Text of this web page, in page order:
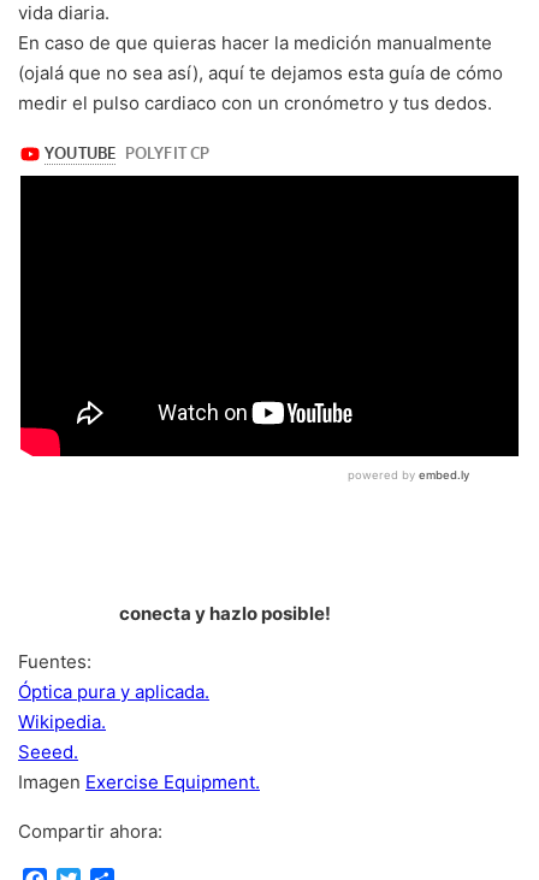
vida diaria.
En caso de que quieras hacer la medición manualmente
(ojalá que no sea así), aquí te dejamos esta guía de cómo
medir el pulso cardiaco con un cronómetro y tus dedos.
conecta y hazlo posible!
Fuentes:
Óptica pura y aplicada.
Wikipedia.
Seeed.
Imagen Exercise Equipment.
Compartir ahora: